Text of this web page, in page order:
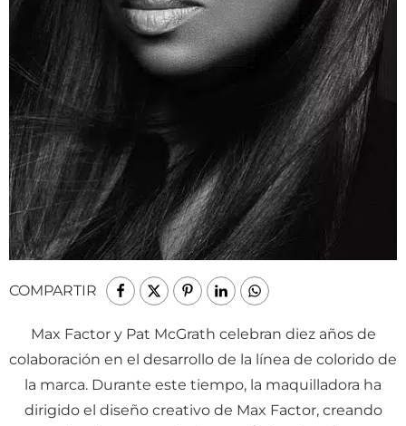
COMPARTIR
Max Factor y Pat McGrath celebran diez años de
colaboración en el desarrollo de la línea de colorido de
la marca. Durante este tiempo, la maquilladora ha
dirigido el diseño creativo de Max Factor, creando